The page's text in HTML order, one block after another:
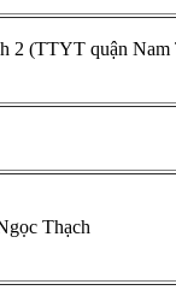
2 (TTYT quận Nam
Thạch